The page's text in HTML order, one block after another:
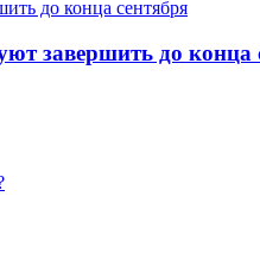
завершить до конца